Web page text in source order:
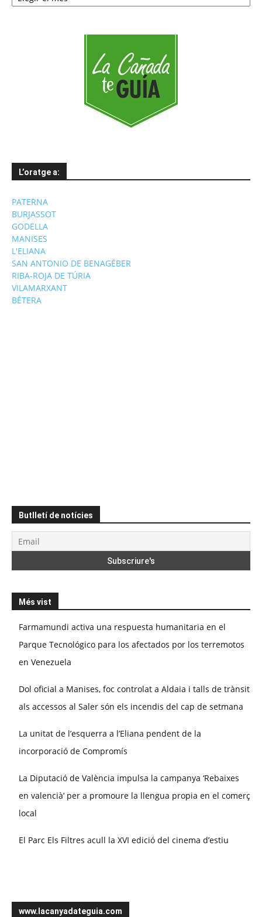
L’oratge a:
PATERNA
BURJASSOT
GODELLA
MANISES
L'ELIANA
SAN ANTONIO DE BENAGÉBER
RIBA-ROJA DE TÚRIA
VILAMARXANT
BÉTERA
Butlletí de notícies
Més vist
Farmamundi activa una respuesta humanitaria en el
Parque Tecnológico para los afectados por los terremotos
en Venezuela
Dol oficial a Manises, foc controlat a Aldaia i talls de trànsit
als accessos al Saler són els incendis del cap de setmana
La unitat de l’esquerra a l’Eliana pendent de la
incorporació de Compromís
La Diputació de València impulsa la campanya ‘Rebaixes
en valencià’ per a promoure la llengua propia en el comerç
local
El Parc Els Filtres acull la XVI edició del cinema d’estiu
www.lacanyadateguia.com